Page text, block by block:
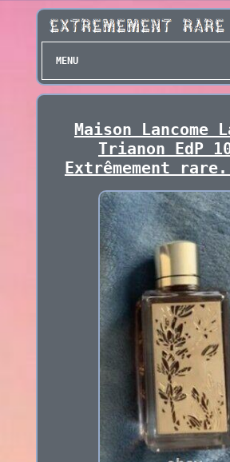
MENU
Maison Lancome
Trianon EdP
Extrêmement rare.